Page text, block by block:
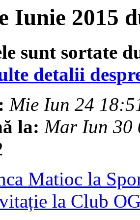
Iunie 2015
sunt sortate
detalii
Mie Iun 24
la: Mar Iun 30
Matioc la
la Club